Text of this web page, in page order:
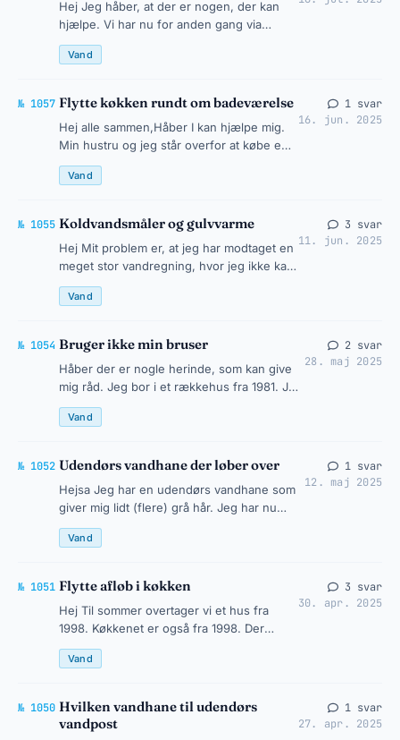
Hej Jeg håber, at der er nogen, der kan
hjælpe. Vi har nu for anden gang via
elektronisk aflæsning observeret, at vores
koldtvandsmåler registrerer et…
Vand
№ 1057 Flytte køkken rundt om badeværelse
Hej alle sammen,Håber I kan hjælpe mig.
Min hustru og jeg står overfor at købe en
lejlighed i KBH, hvor det er altafgørende at
køkennet kan flyttes ti…
Vand
1 svar
16. jun. 2025
№ 1055 Koldvandsmåler og gulvvarme
Hej Mit problem er, at jeg har modtaget en
meget stor vandregning, hvor jeg ikke kan
redegøre for forbruget. Vi bor til leje i en
ældre ejendom i Aarh…
Vand
3 svar
11. jun. 2025
№ 1054 Bruger ikke min bruser
Håber der er nogle herinde, som kan give
mig råd. Jeg bor i et rækkehus fra 1981. Jeg
har eget bad, men jeg går i bad hjemme hos
mine forældre, da det…
Vand
2 svar
28. maj 2025
№ 1052 Udendørs vandhane der løber over
Hejsa Jeg har en udendørs vandhane som
giver mig lidt (flere) grå hår. Jeg har nu
skulle tage den i brug efter vinteren og det
er ikke uden problemer.…
Vand
1 svar
12. maj 2025
№ 1051 Flytte afløb i køkken
Hej Til sommer overtager vi et hus fra
1998. Køkkenet er også fra 1998. Der
gulvvarme og fliser (travertin-gulv). Vi
ønsker at rive det gamle køkken n…
Vand
3 svar
30. apr. 2025
№ 1050 Hvilken vandhane til udendørs
vandpost
1 svar
27. apr. 2025